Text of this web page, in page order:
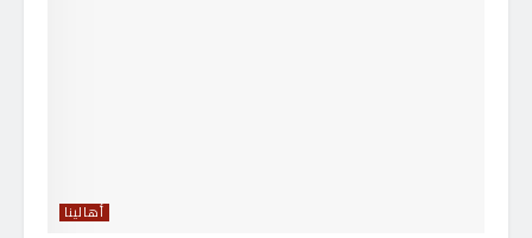
أهالينا